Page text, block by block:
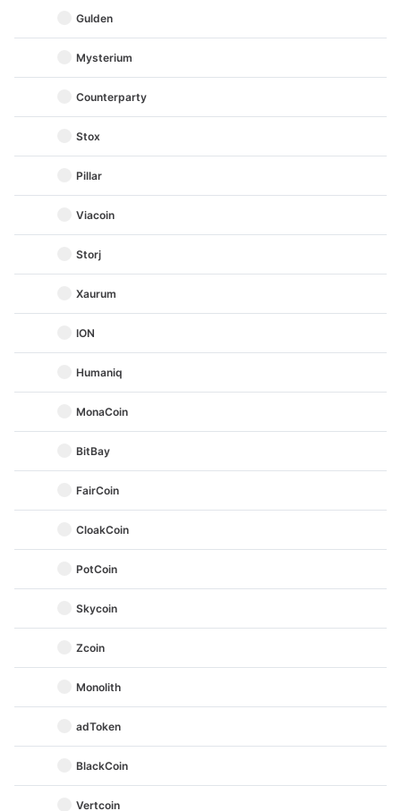
Gulden
Mysterium
Counterparty
Stox
Pillar
Viacoin
Storj
Xaurum
ION
Humaniq
MonaCoin
BitBay
FairCoin
CloakCoin
PotCoin
Skycoin
Zcoin
Monolith
adToken
BlackCoin
Vertcoin